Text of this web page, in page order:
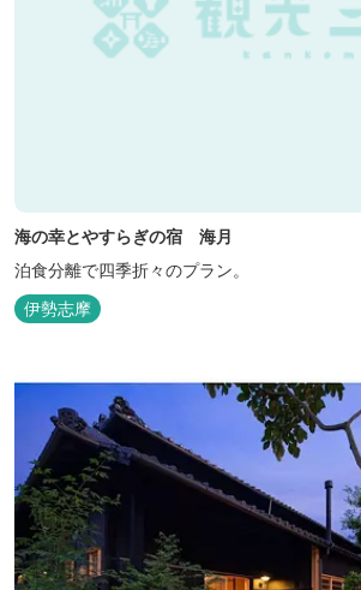
海の幸とやすらぎの宿 海月
泊食分離で四季折々のプラン。
伊勢志摩